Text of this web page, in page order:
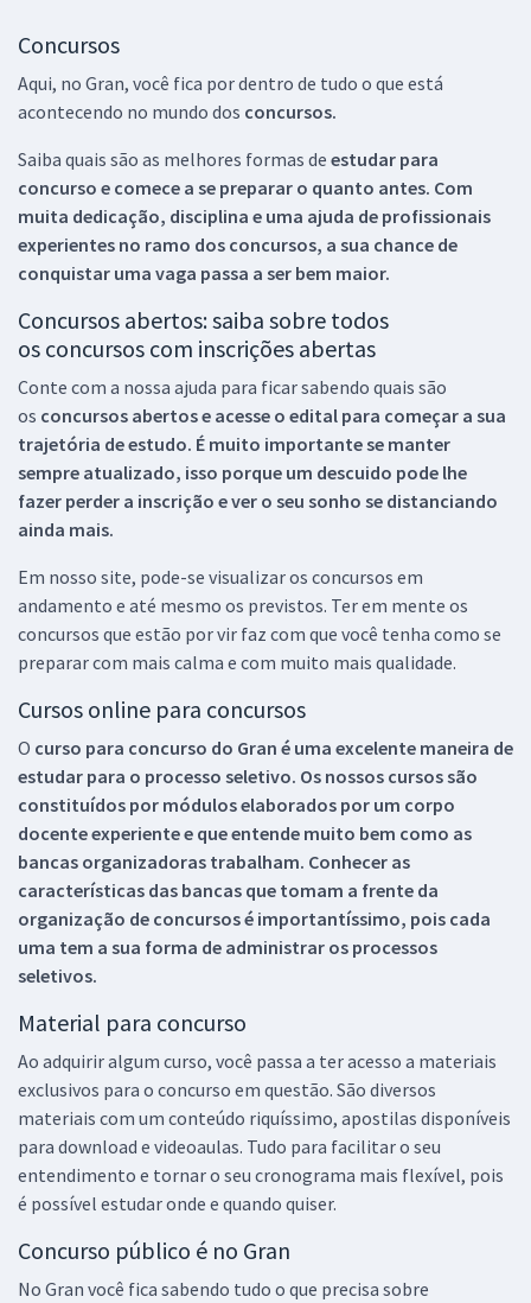
Concursos
Aqui, no Gran, você fica por dentro de tudo o que está
acontecendo no mundo dos concursos.
Saiba quais são as melhores formas de estudar para
concurso e comece a se preparar o quanto antes. Com
muita dedicação, disciplina e uma ajuda de profissionais
experientes no ramo dos concursos, a sua chance de
conquistar uma vaga passa a ser bem maior.
Concursos abertos: saiba sobre todos
os concursos com inscrições abertas
Conte com a nossa ajuda para ficar sabendo quais são
os concursos abertos e acesse o edital para começar a sua
trajetória de estudo. É muito importante se manter
sempre atualizado, isso porque um descuido pode lhe
fazer perder a inscrição e ver o seu sonho se distanciando
ainda mais.
Em nosso site, pode-se visualizar os concursos em
andamento e até mesmo os previstos. Ter em mente os
concursos que estão por vir faz com que você tenha como se
preparar com mais calma e com muito mais qualidade.
Cursos online para concursos
O curso para concurso do Gran é uma excelente maneira de
estudar para o processo seletivo. Os nossos cursos são
constituídos por módulos elaborados por um corpo
docente experiente e que entende muito bem como as
bancas organizadoras trabalham. Conhecer as
características das bancas que tomam a frente da
organização de concursos é importantíssimo, pois cada
uma tem a sua forma de administrar os processos
seletivos.
Material para concurso
Ao adquirir algum curso, você passa a ter acesso a materiais
exclusivos para o concurso em questão. São diversos
materiais com um conteúdo riquíssimo, apostilas disponíveis
para download e videoaulas. Tudo para facilitar o seu
entendimento e tornar o seu cronograma mais flexível, pois
é possível estudar onde e quando quiser.
Concurso público é no Gran
No Gran você fica sabendo tudo o que precisa sobre